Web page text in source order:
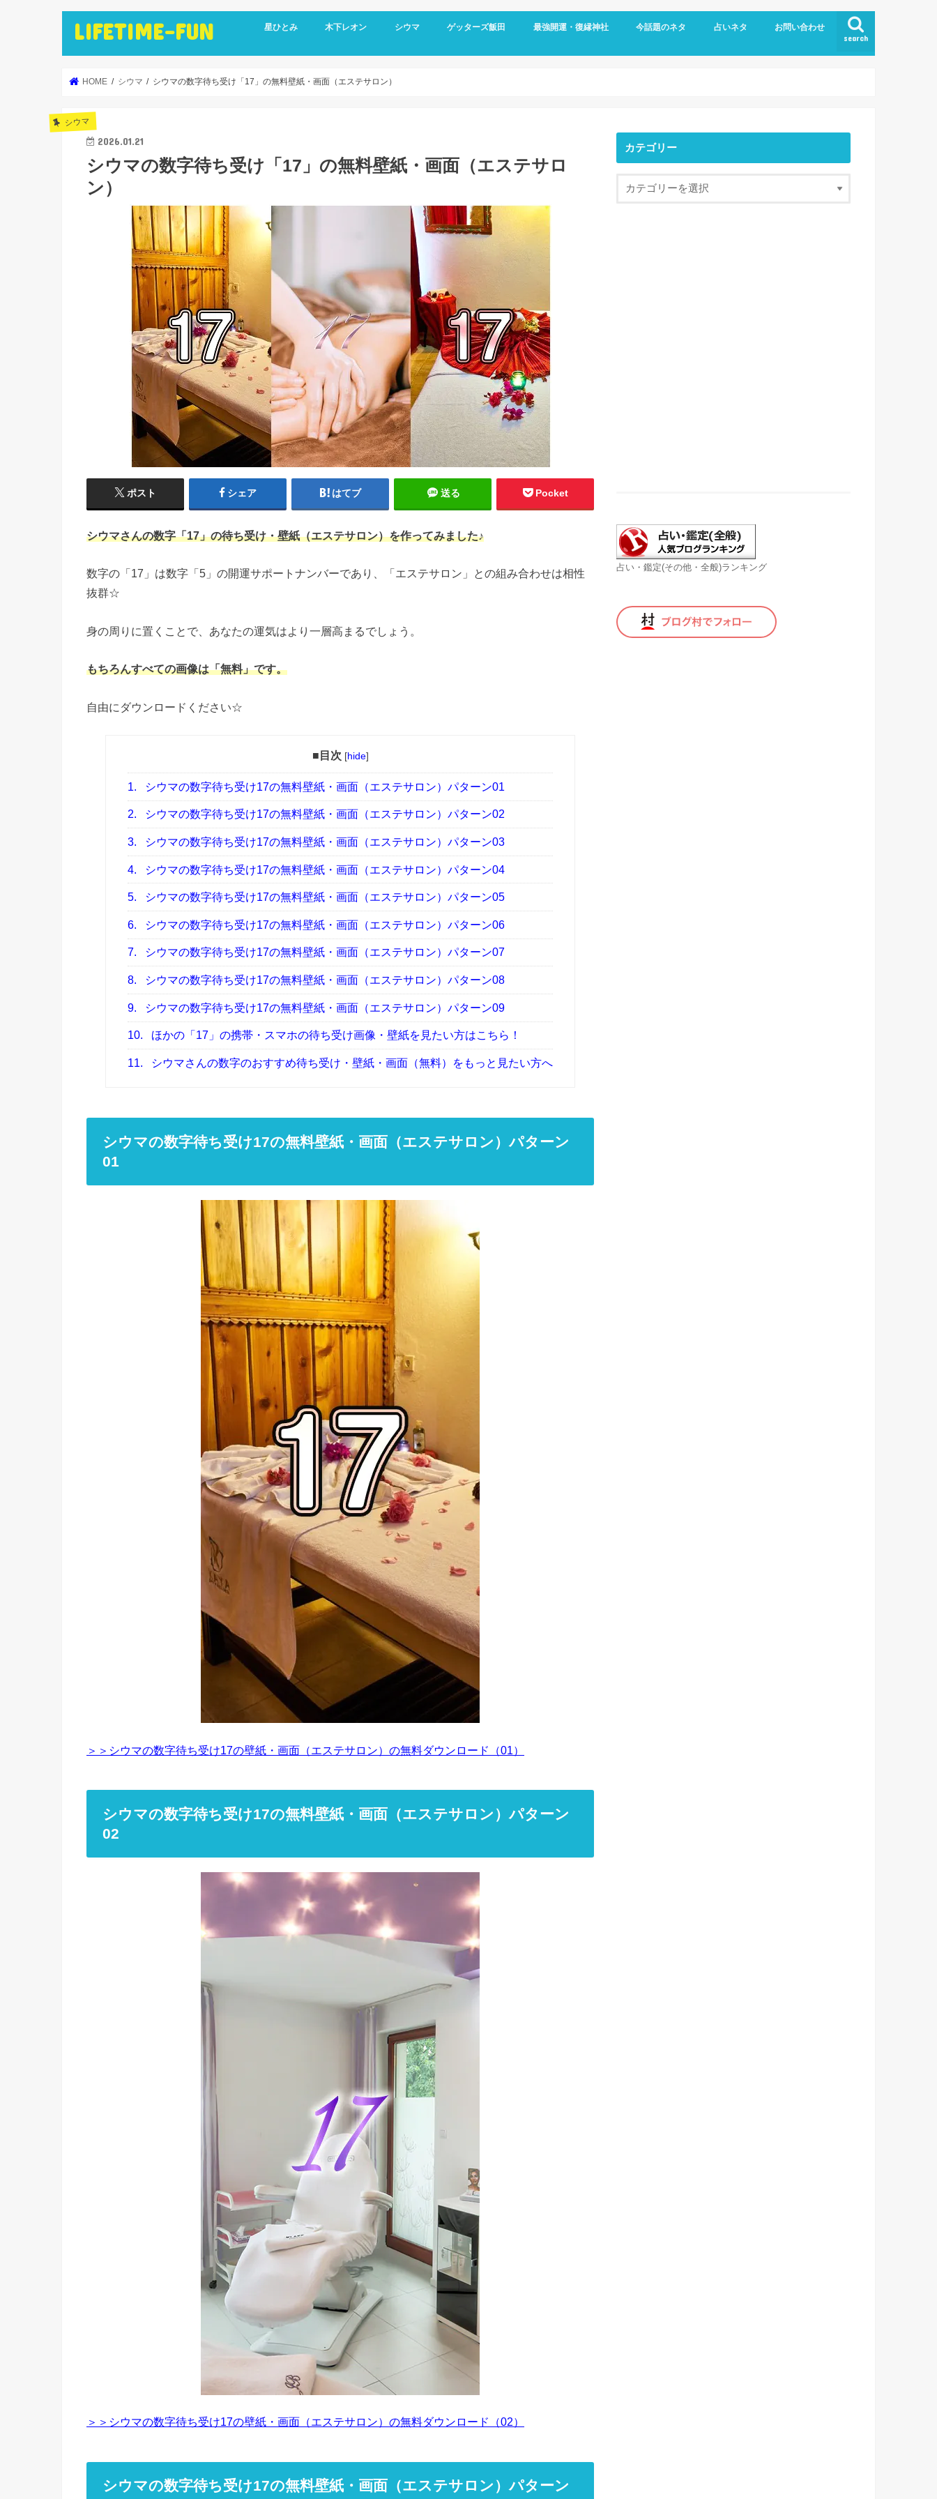
LIFETIME-FUN search
星ひとみ 木下レオン シウマ ゲッターズ飯田 最強開運・復縁神社 今話題のネタ 占いネタ お問い合わせ
HOME シウマ シウマの数字待ち受け「17」の無料壁紙・画面（エステサロン）
シウマ
2026.01.21
シウマの数字待ち受け「17」の無料壁紙・画面（エステサロ
ン）
ポスト シェア はてブ 送る Pocket
シウマさんの数字「17」の待ち受け・壁紙（エステサロン）を作ってみました♪
数字の「17」は数字「5」の開運サポートナンバーであり、「エステサロン」との組み合わせは相性
抜群☆
身の周りに置くことで、あなたの運気はより一層高まるでしょう。
もちろんすべての画像は「無料」です。
自由にダウンロードください☆
■目次 [hide]
1. シウマの数字待ち受け17の無料壁紙・画面（エステサロン）パターン01
2. シウマの数字待ち受け17の無料壁紙・画面（エステサロン）パターン02
3. シウマの数字待ち受け17の無料壁紙・画面（エステサロン）パターン03
4. シウマの数字待ち受け17の無料壁紙・画面（エステサロン）パターン04
5. シウマの数字待ち受け17の無料壁紙・画面（エステサロン）パターン05
6. シウマの数字待ち受け17の無料壁紙・画面（エステサロン）パターン06
7. シウマの数字待ち受け17の無料壁紙・画面（エステサロン）パターン07
8. シウマの数字待ち受け17の無料壁紙・画面（エステサロン）パターン08
9. シウマの数字待ち受け17の無料壁紙・画面（エステサロン）パターン09
10. ほかの「17」の携帯・スマホの待ち受け画像・壁紙を見たい方はこちら！
11. シウマさんの数字のおすすめ待ち受け・壁紙・画面（無料）をもっと見たい方へ
シウマの数字待ち受け17の無料壁紙・画面（エステサロン）パターン
01
＞＞シウマの数字待ち受け17の壁紙・画面（エステサロン）の無料ダウンロード（01）
シウマの数字待ち受け17の無料壁紙・画面（エステサロン）パターン
02
＞＞シウマの数字待ち受け17の壁紙・画面（エステサロン）の無料ダウンロード（02）
シウマの数字待ち受け17の無料壁紙・画面（エステサロン）パターン
カテゴリー
占い・鑑定(その他・全般)ランキング